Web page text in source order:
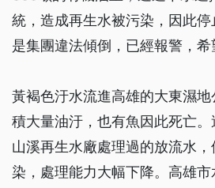
統，造成再生水被污染，因此
是集團違法傾倒，已經報警，希
黃褐色汙水流進高雄的大東濕
積大量油汙，也有魚因此死亡
山溪再生水廠處理過的放流水
染，處理能力大幅下降。高雄